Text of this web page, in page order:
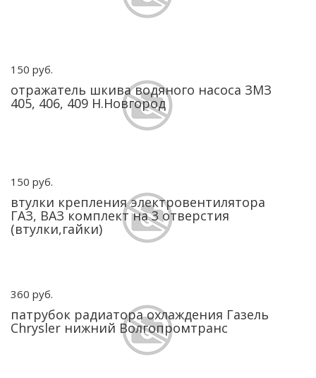
150 руб.
отражатель шкива водяного насоса ЗМЗ
405, 406, 409 Н.Новгород
150 руб.
втулки крепления электровентилятора
ГАЗ, ВАЗ комплект на 3 отверстия
(втулки,гайки)
360 руб.
патрубок радиатора охлаждения Газель
Chrysler нижний Волгопромтранс